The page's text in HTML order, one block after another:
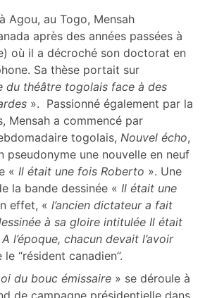
Agou, au Togo, Mensah
après des années passées à
où il a décroché son doctorat en
Sa thèse portait sur
du théâtre togolais face à des
». Passionné également par la
Mensah a commencé par
togolais, Nouvel écho,
pseudonyme une nouvelle en neuf
« Il était une fois Roberto ». Une
la bande dessinée « Il était une
effet, « l’ancien dictateur a fait
à sa gloire intitulée Il était
l’époque, chacun devait l’avoir
“résident canadien”.
du bouc émissaire » se déroule à